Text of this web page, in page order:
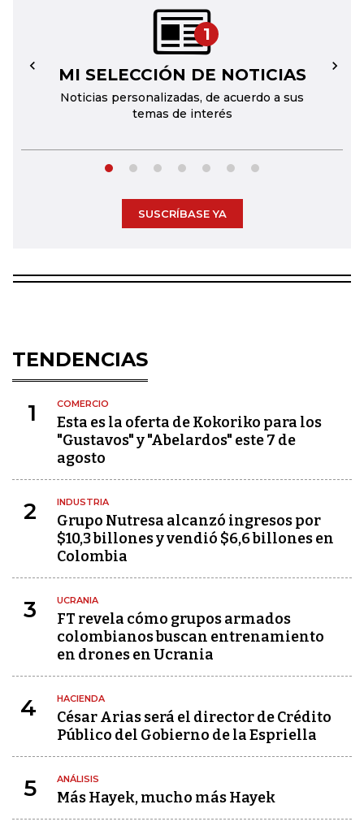
1
MI SELECCIÓN DE NOTICIAS
Noticias personalizadas, de acuerdo a sus
temas de interés
← →
SUSCRÍBASE YA
TENDENCIAS
1 COMERCIO
Esta es la oferta de Kokoriko para los
"Gustavos" y "Abelardos" este 7 de
agosto
2 INDUSTRIA
Grupo Nutresa alcanzó ingresos por
$10,3 billones y vendió $6,6 billones en
Colombia
3 UCRANIA
FT revela cómo grupos armados
colombianos buscan entrenamiento
en drones en Ucrania
4 HACIENDA
César Arias será el director de Crédito
Público del Gobierno de la Espriella
5 ANÁLISIS
Más Hayek, mucho más Hayek